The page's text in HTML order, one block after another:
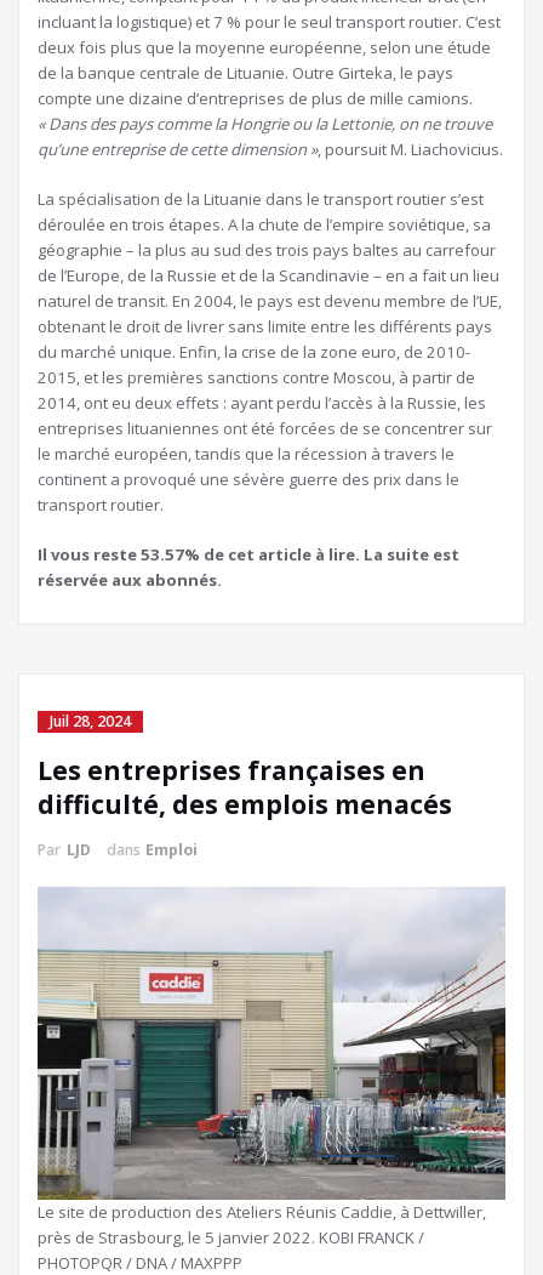
incluant la logistique) et 7 % pour le seul transport routier. C’est
deux fois plus que la moyenne européenne, selon une étude
de la banque centrale de Lituanie. Outre Girteka, le pays
compte une dizaine d’entreprises de plus de mille camions.
« Dans des pays comme la Hongrie ou la Lettonie, on ne trouve
qu’une entreprise de cette dimension », poursuit M. Liachovicius.
La spécialisation de la Lituanie dans le transport routier s’est
déroulée en trois étapes. A la chute de l’empire soviétique, sa
géographie – la plus au sud des trois pays baltes au carrefour
de l’Europe, de la Russie et de la Scandinavie – en a fait un lieu
naturel de transit. En 2004, le pays est devenu membre de l’UE,
obtenant le droit de livrer sans limite entre les différents pays
du marché unique. Enfin, la crise de la zone euro, de 2010-
2015, et les premières sanctions contre Moscou, à partir de
2014, ont eu deux effets : ayant perdu l’accès à la Russie, les
entreprises lituaniennes ont été forcées de se concentrer sur
le marché européen, tandis que la récession à travers le
continent a provoqué une sévère guerre des prix dans le
transport routier.
Il vous reste 53.57% de cet article à lire. La suite est
réservée aux abonnés.
Juil 28, 2024
Les entreprises françaises en
difficulté, des emplois menacés
Par LJD dans Emploi
Le site de production des Ateliers Réunis Caddie, à Dettwiller,
près de Strasbourg, le 5 janvier 2022. KOBI FRANCK /
PHOTOPQR / DNA / MAXPPP